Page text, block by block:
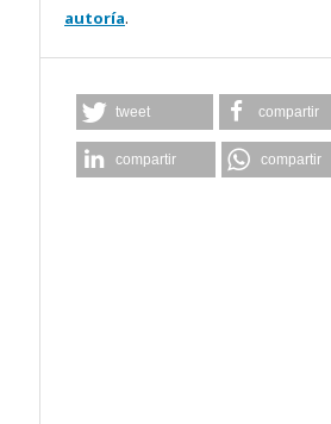
autoría.
tweet compartir
compartir compartir